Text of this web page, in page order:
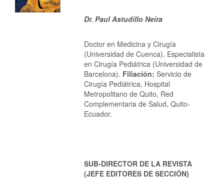
Dr. Paul Astudillo Neira
Doctor en Medicina y Cirugía
(Universidad de Cuenca). Especialista
en Cirugía Pediátrica (Universidad de
Barcelona). Filiación: Servicio de
Cirugía Pediátrica, Hospital
Metropolitano de Quito, Red
Complementaria de Salud, Quito-
Ecuador.
SUB-DIRECTOR DE LA REVISTA
(JEFE EDITORES DE SECCIÓN)